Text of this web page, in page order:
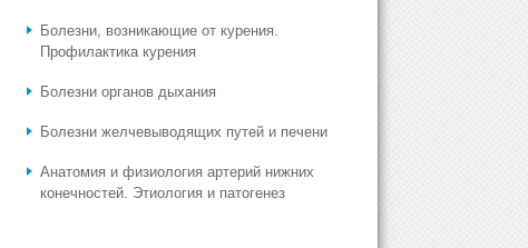
Болезни, возникающие от курения.
Профилактика курения
Болезни органов дыхания
Болезни желчевыводящих путей и печени
Анатомия и физиология артерий нижних
конечностей. Этиология и патогенез